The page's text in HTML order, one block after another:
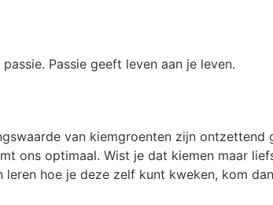
Passie geeft leven aan je leven.
van kiemgroenten zijn
ons optimaal. Wist je dat kiemen maar
hoe je deze zelf kunt kweken, kom